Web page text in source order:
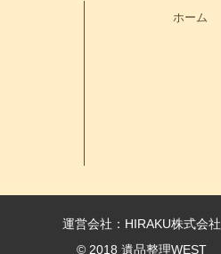
ホーム
運営会社： HIRAKU株式会社
© 2018 遺品整理WEST